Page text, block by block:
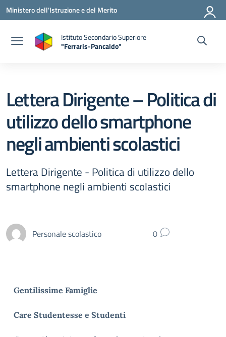
Vai ai contenuti
Vai al menu di navigazione
Vai al footer
Ministero dell'Istruzione e del Merito
Istituto Secondario Superiore
"Ferraris-Pancaldo"
Lettera Dirigente – Politica di
utilizzo dello smartphone
negli ambienti scolastici
Lettera Dirigente - Politica di utilizzo dello
smartphone negli ambienti scolastici
Personale scolastico 0
Gentilissime Famiglie
Care Studentesse e Studenti